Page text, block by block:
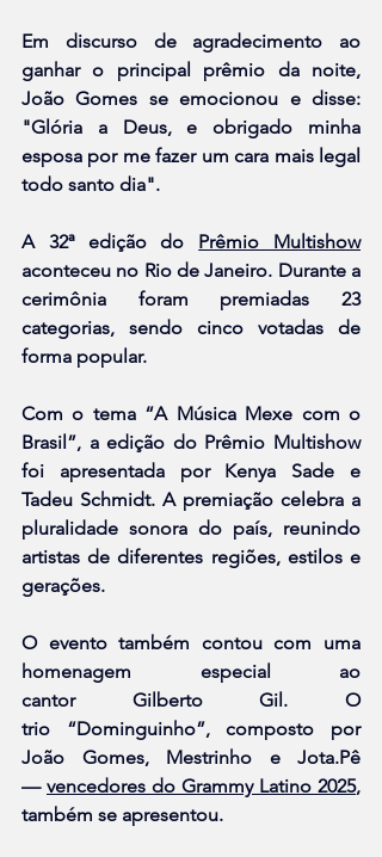
Em discurso de agradecimento ao
ganhar o principal prêmio da noite,
João Gomes se emocionou e disse:
"Glória a Deus, e obrigado minha
esposa por me fazer um cara mais legal
todo santo dia".
A 32ª edição do Prêmio Multishow
aconteceu no Rio de Janeiro. Durante a
cerimônia foram premiadas 23
categorias, sendo cinco votadas de
forma popular.
Com o tema “A Música Mexe com o
Brasil”, a edição do Prêmio Multishow
foi apresentada por Kenya Sade e
Tadeu Schmidt. A premiação celebra a
pluralidade sonora do país, reunindo
artistas de diferentes regiões, estilos e
gerações.
O evento também contou com uma
homenagem especial ao
cantor Gilberto Gil. O
trio “Dominguinho”, composto por
João Gomes, Mestrinho e Jota.Pê
— vencedores do Grammy Latino 2025,
também se apresentou.